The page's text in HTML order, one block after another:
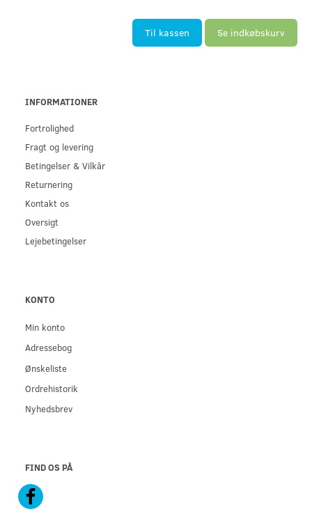
Til kassen Se indkøbskurv
INFORMATIONER
Fortrolighed
Fragt og levering
Betingelser & Vilkår
Returnering
Kontakt os
Oversigt
Lejebetingelser
KONTO
Min konto
Adressebog
Ønskeliste
Ordrehistorik
Nyhedsbrev
FIND OS PÅ